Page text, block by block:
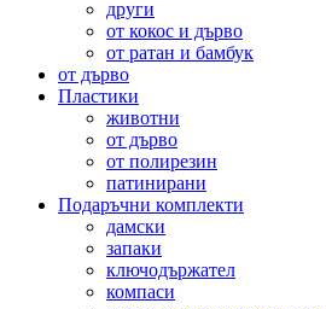
други
от кокос и дърво
от ратан и бамбук
от дърво
Пластики
животни
от дърво
от полирезин
патинирани
Подаръчни комплекти
дамски
запаки
ключодържател
компаси